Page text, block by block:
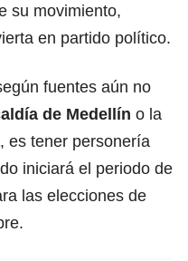
su movimiento,
en partido político.
fuentes aún no
de Medellín o la
, es tener personería
iniciará el periodo de
las elecciones de